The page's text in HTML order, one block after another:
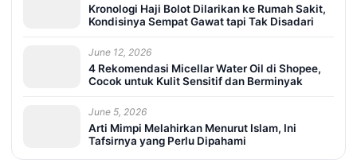
Kronologi Haji Bolot Dilarikan ke Rumah Sakit,
Kondisinya Sempat Gawat tapi Tak Disadari
June 12, 2026
4 Rekomendasi Micellar Water Oil di Shopee,
Cocok untuk Kulit Sensitif dan Berminyak
June 5, 2026
Arti Mimpi Melahirkan Menurut Islam, Ini
Tafsirnya yang Perlu Dipahami